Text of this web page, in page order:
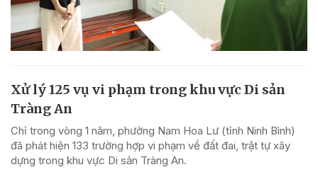
Xử lý 125 vụ vi phạm trong khu vực Di sản
Tràng An
Chỉ trong vòng 1 năm, phường Nam Hoa Lư (tỉnh Ninh Bình)
đã phát hiện 133 trường hợp vi phạm về đất đai, trật tự xây
dựng trong khu vực Di sản Tràng An.